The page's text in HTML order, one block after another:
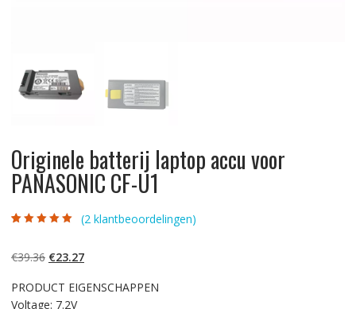
Originele batterij laptop accu voor
PANASONIC CF-U1
klantbeoordelinge
(2klantbeoordelingen)
€39.36 Oorspronkelijke
was:
€23.27Huidige
is:
PRODUCT EIGENSCHAPPEN
Voltage: 7.2V